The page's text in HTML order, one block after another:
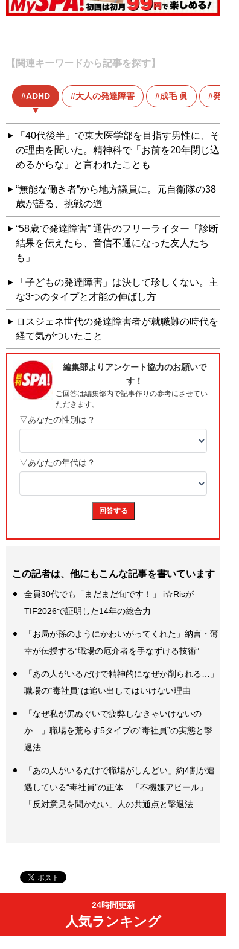
【関連キーワードから記事を探す】
ADHD 大人の発達障害 成毛 眞 発達障
「40代後半」で東大医学部を目指す男性に、そ
の理由を聞いた。精神科で「お前を20年閉じ込
めるからな」と言われたことも
“無能な働き者”から地方議員に。元自衛隊の38
歳が語る、挑戦の道
“58歳で発達障害” 通告のフリーライター「診断
結果を伝えたら、音信不通になった友人たち
も」
「子どもの発達障害」は決して珍しくない。主
な3つのタイプと才能の伸ばし方
ロスジェネ世代の発達障害者が就職難の時代を
経て気がついたこと
この記者は、他にもこんな記事を書いています
全員30代でも「まだまだ旬です！」 i☆Risが
TIF2026で証明した14年の総合力
「お局が孫のようにかわいがってくれた」納言・薄
幸が伝授する“職場の厄介者を手なずける技術”
「あの人がいるだけで精神的になぜか削られる…」
職場の“毒社員”は追い出してはいけない理由
「なぜ私が尻ぬぐいで疲弊しなきゃいけないの
か…」職場を荒らす5タイプの“毒社員”の実態と撃
退法
「あの人がいるだけで職場がしんどい」約4割が遭
遇している“毒社員”の正体…「不機嫌アピール」
「反対意見を聞かない」人の共通点と撃退法
24時間更新
人気ランキング